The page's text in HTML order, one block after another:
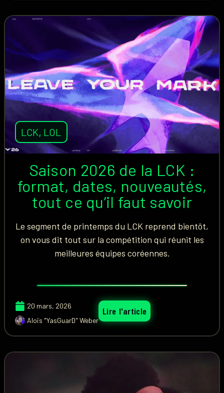
LCK, LOL
Saison 2026 de la LCK :
format, dates, nouveautés,
tout ce qu’il faut savoir
Le segment de printemps du LCK reprend bientôt,
on vous dit tout sur la compétition qui réunit les
meilleures équipes coréennes.
20 mars, 2026
Aloïs "YasGuarD" Weber
Lire l'article